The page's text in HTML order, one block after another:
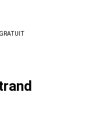
GRATUIT